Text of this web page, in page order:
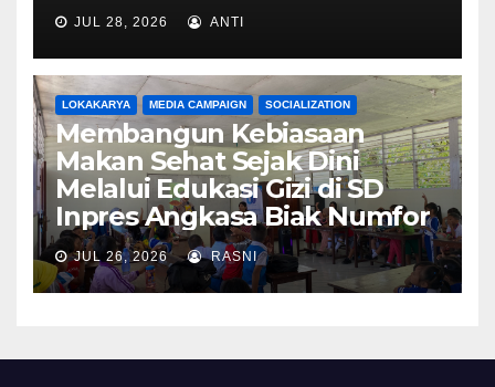
JUL 28, 2026 ANTI
LOKAKARYA MEDIA CAMPAIGN SOCIALIZATION
Membangun Kebiasaan
Makan Sehat Sejak Dini
Melalui Edukasi Gizi di SD
Inpres Angkasa Biak Numfor
JUL 26, 2026 RASNI